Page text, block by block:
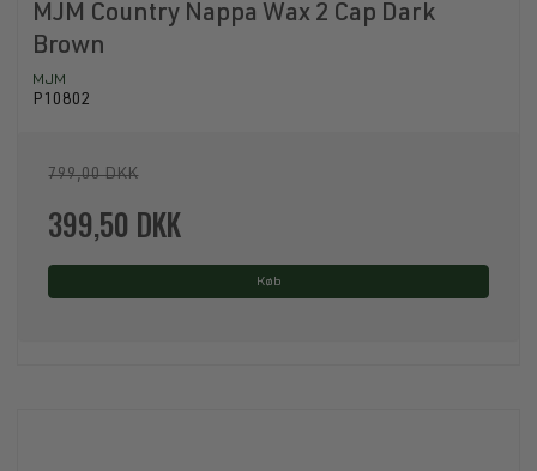
MJM Country Nappa Wax 2 Cap Dark
Brown
MJM
P10802
799,00 DKK
399,50 DKK
Køb